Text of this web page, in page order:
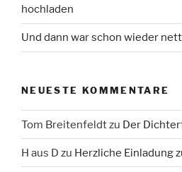
hochladen
Und dann war schon wieder
NEUESTE KOMMENTARE
Tom Breitenfeldtzu Der
H aus D zu Herzliche Einladung